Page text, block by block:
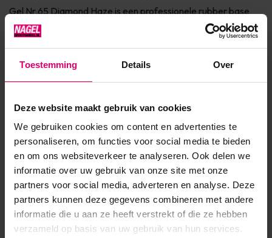
Toestemming Details Over
Deze website maakt gebruik van cookies
We gebruiken cookies om content en advertenties te
personaliseren, om functies voor social media te bieden
en om ons websiteverkeer te analyseren. Ook delen we
informatie over uw gebruik van onze site met onze
partners voor social media, adverteren en analyse. Deze
partners kunnen deze gegevens combineren met andere
informatie die u aan ze heeft verstrekt of die ze hebben
verzameld op basis van uw gebruik van hun services.
Gel Nr.65 Diamond Haze is een professionele rubber base
gel die zorgt voor sterke hechting, flexibiliteit en een
langdurige manicure. Deze innovatieve base gel is speciaal
ontwikkeld voor nagelstylisten en nail artists die werken met
gelpolish, BIAB-achtige systemen of natuurlijke
nagelverstevig...
Toon meer